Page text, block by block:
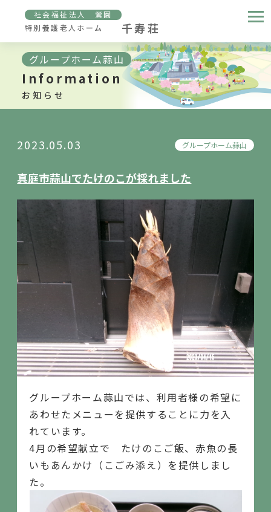
社会福祉法人 鶯園
特別養護老人ホーム
千寿荘
グループホーム蒜山
Information
お知らせ
2023.05.03 グループホーム蒜山
真庭市蒜山でたけのこが採れました
グループホーム蒜山では、利用者様の希望に
あわせたメニューを提供することに力を入
れています。
4月の希望献立で たけのこご飯、赤魚の長
いもあんかけ（こごみ添え）を提供しまし
た。